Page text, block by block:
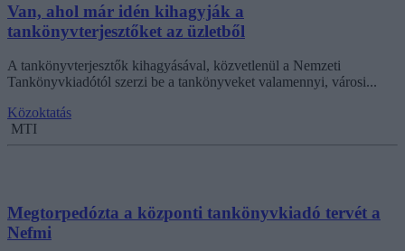
Van, ahol már idén kihagyják a
tankönyvterjesztőket az üzletből
A tankönyvterjesztők kihagyásával, közvetlenül a Nemzeti
Tankönyvkiadótól szerzi be a tankönyveket valamennyi, városi...
Közoktatás
MTI
Megtorpedózta a központi tankönyvkiadó tervét a
Nefmi